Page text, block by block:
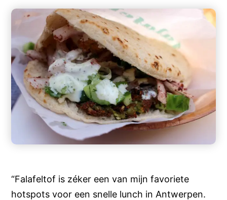
“Falafeltof is zéker een van mijn favoriete
hotspots voor een snelle lunch in Antwerpen.